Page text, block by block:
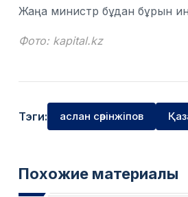
Жаңа министр бұдан бұрын
Фото: kapital.kz
Тэги: аслан сәрінжіпов
Похожие материалы